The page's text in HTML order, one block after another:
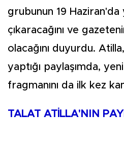
grubunun 19
çıkaracağını ve
olacağını duyurdu.
yaptığı paylaşımda,
fragmanını da ilk kez
TALAT ATİLLA'NIN